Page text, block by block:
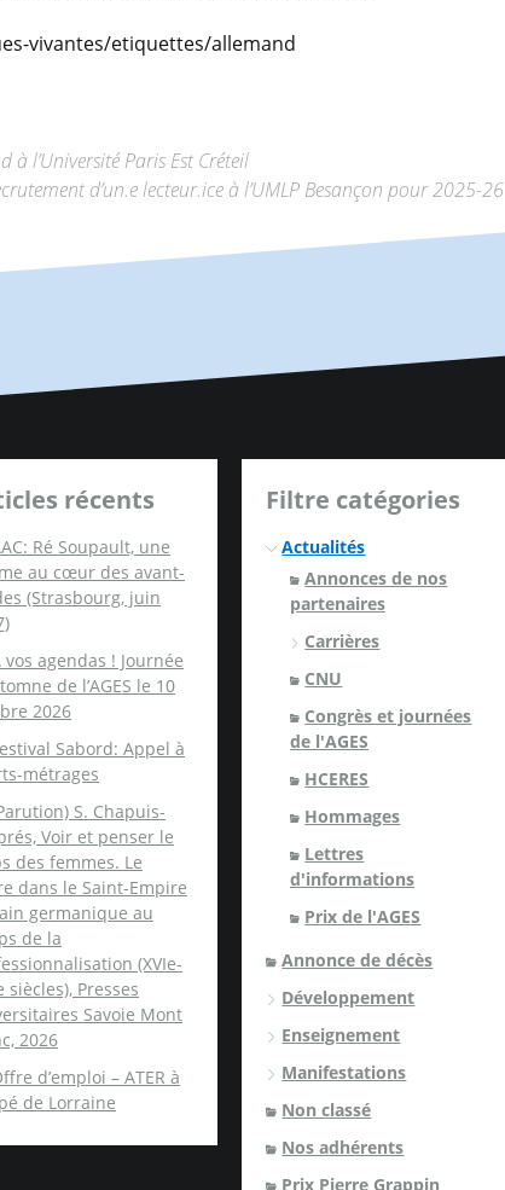
vivantes/etiquettes/allemand
à l’Université Paris Est Créteil
d’un.e lecteur.ice à l’UMLP Besançon pour 2025-26
récents
Ré Soupault, une
au cœur des avant-
(Strasbourg, juin
vos agendas ! Journée
de l’AGES le 10
2026
Sabord: Appel à
métrages
S. Chapuis-
Voir et penser le
des femmes. Le
dans le Saint-Empire
germanique au
de la
(XVIe-
siècles), Presses
Savoie Mont
2026
d’emploi – ATER à
de Lorraine
Filtre catégories
Actualités
Annonces de nos
partenaires
Carrières
CNU
Congrès et journées
de l'AGES
HCERES
Hommages
Lettres
d'informations
Prix de l'AGES
Annonce de décès
Développement
Enseignement
Manifestations
Non classé
Nos adhérents
Prix Pierre Grappin